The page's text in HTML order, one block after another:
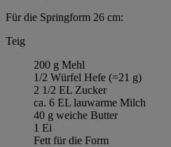
Für die Springform 26 cm:
Teig
200 g Mehl
1/2 Würfel Hefe (=21 g)
2 1/2 EL Zucker
ca. 6 EL lauwarme Milch
40 g weiche Butter
1 Ei
Fett für die Form